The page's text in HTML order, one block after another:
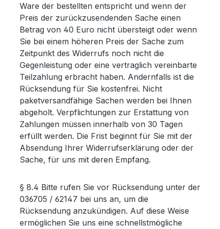
Ware der bestellten entspricht und wenn der
Preis der zurückzusendenden Sache einen
Betrag von 40 Euro nicht übersteigt oder wenn
Sie bei einem höheren Preis der Sache zum
Zeitpunkt des Widerrufs noch nicht die
Gegenleistung oder eine vertraglich vereinbarte
Teilzahlung erbracht haben. Andernfalls ist die
Rücksendung für Sie kostenfrei. Nicht
paketversandfähige Sachen werden bei Ihnen
abgeholt. Verpflichtungen zur Erstattung von
Zahlungen müssen innerhalb von 30 Tagen
erfüllt werden. Die Frist beginnt für Sie mit der
Absendung Ihrer Widerrufserklärung oder der
Sache, für uns mit deren Empfang.
§ 8.4 Bitte rufen Sie vor Rücksendung unter der
036705 / 62147 bei uns an, um die
Rücksendung anzukündigen. Auf diese Weise
ermöglichen Sie uns eine schnellstmögliche